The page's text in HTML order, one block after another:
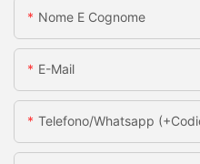
Nome E Cognome
E-Mail
Telefono/whatsapp